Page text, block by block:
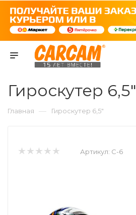
Гироскутер 6,5"
Главная — Гироскутер 6,5"
Артикул: C-6